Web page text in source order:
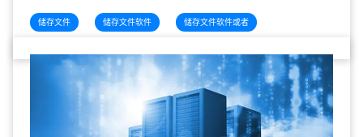
储存文件 储存文件软件 储存文件软件或者